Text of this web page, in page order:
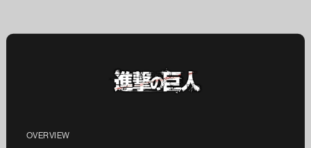
OVERVIEW